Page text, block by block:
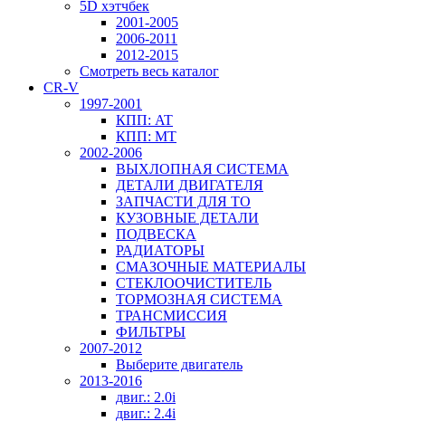
5D хэтчбек
2001-2005
2006-2011
2012-2015
Смотреть весь каталог
CR-V
1997-2001
КПП: AT
КПП: MT
2002-2006
ВЫХЛОПНАЯ СИСТЕМА
ДЕТАЛИ ДВИГАТЕЛЯ
ЗАПЧАСТИ ДЛЯ ТО
КУЗОВНЫЕ ДЕТАЛИ
ПОДВЕСКА
РАДИАТОРЫ
СМАЗОЧНЫЕ МАТЕРИАЛЫ
СТЕКЛООЧИСТИТЕЛЬ
ТОРМОЗНАЯ СИСТЕМА
ТРАНСМИССИЯ
ФИЛЬТРЫ
2007-2012
Выберите двигатель
2013-2016
двиг.: 2.0i
двиг.: 2.4i